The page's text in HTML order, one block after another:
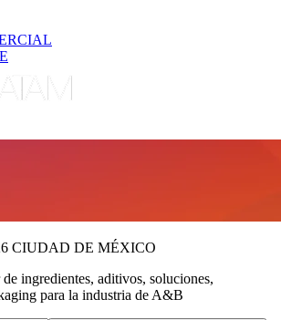
CIUDAD DE MÉXICO
de ingredientes, aditivos, soluciones,
para la industria de A&B